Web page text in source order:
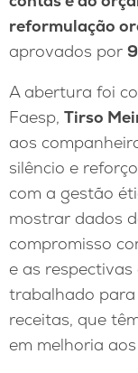
reformulação
aprovados por
A abertura foi
Faesp, Tirso
aos
silêncio e
com a gestão
mostrar dados
compromisso
e as respectivas
trabalhado para
receitas, que
em melhoria